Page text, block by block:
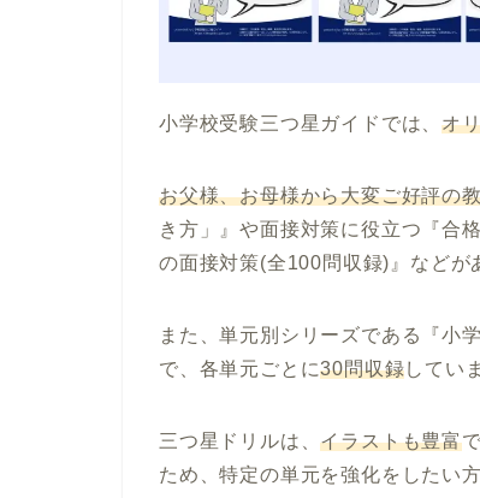
小学校受験三つ星ガイドでは、オ
お父様、お母様から大変ご好評の
き方」』や面接対策に役立つ『合
の面接対策(全100問収録)』 などが
また、単元別シリーズである『小
で、各単元ごとに30問収録してい
三つ星ドリルは、イラストも豊富
ため、特定の単元を強化をしたい